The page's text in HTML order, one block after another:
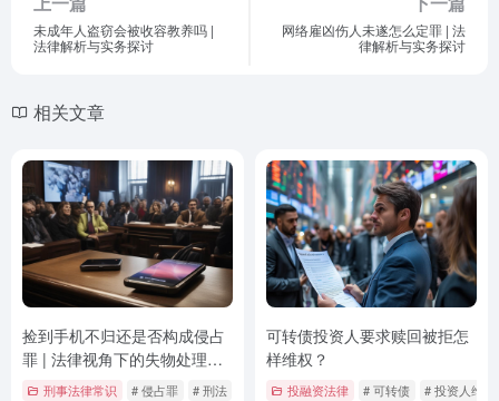
未成年人盗窃会被收容教养吗 |
法律解析与实务探讨
网络雇凶伤人未遂怎么定罪 | 法
律解析与实务探讨
相关文章
捡到手机不归还是否构成侵占
罪 | 法律视角下的失物处理与
责任界定
刑事法律常识 # 侵占罪 # 刑法 # 失物处理
可转债投资人要求赎回被拒怎
样维权？
投融资法律 # 可转债 # 投资人维权